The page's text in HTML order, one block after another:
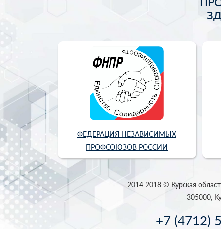
ФЕДЕРАЦИЯ НЕЗАВИСИМЫХ
ПРОФСОЮЗОВ РОССИИ
2014-2018 © Курская
305000,
+7 (4712)